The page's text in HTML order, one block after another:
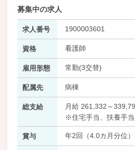
募集中の求人
求人番号 1900003601
資格 看護師
雇用形態 常勤(3交替)
配属先 病棟
総支給
月給 261,332～
※住宅手当、扶養手当
賞与 年2回（4.0カ月分位）